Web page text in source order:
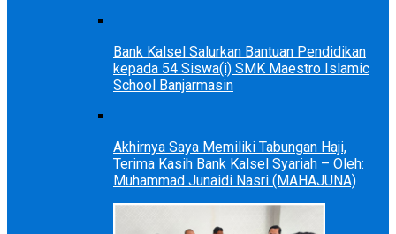
Bank Kalsel Salurkan Bantuan Pendidikan
kepada 54 Siswa(i) SMK Maestro Islamic
School Banjarmasin
Akhirnya Saya Memiliki Tabungan Haji,
Terima Kasih Bank Kalsel Syariah – Oleh:
Muhammad Junaidi Nasri (MAHAJUNA)